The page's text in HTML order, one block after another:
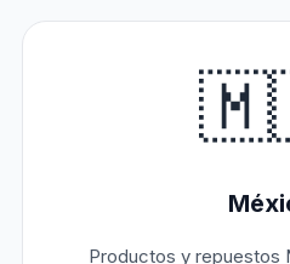
Productos y repuestos